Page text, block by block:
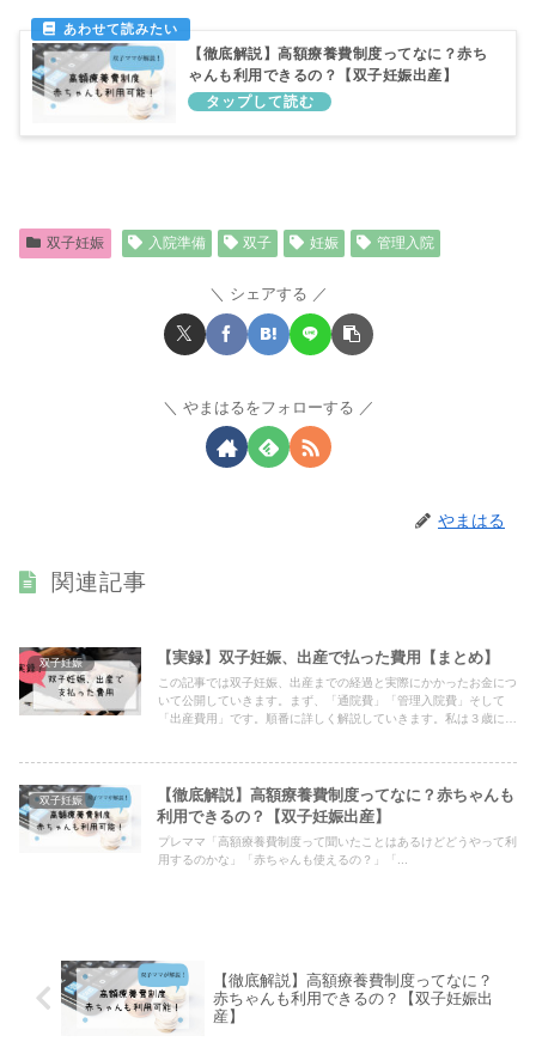
【徹底解説】高額療養費制度ってなに？赤ち
ゃんも利用できるの？【双子妊娠出産】
双子妊娠 入院準備 双子 妊娠 管理入院
シェアする
やまはるをフォローする
やまはる
関連記事
双子妊娠 【実録】双子妊娠、出産で払った費用【まとめ】
この記事では双子妊娠、出産までの経過と実際にかかったお金につ
いて公開していきます。まず、「通院費」「管理入院費」そして
「出産費用」です。順番に詳しく解説していきます。私は３歳にな
双子妊娠
【徹底解説】高額療養費制度ってなに？赤ちゃんも
利用できるの？【双子妊娠出産】
プレママ「高額療養費制度って聞いたことはあるけどどうやって利
用するのかな」「赤ちゃんも使えるの？」「...
【徹底解説】高額療養費制度ってなに？
赤ちゃんも利用できるの？【双子妊娠出
産】